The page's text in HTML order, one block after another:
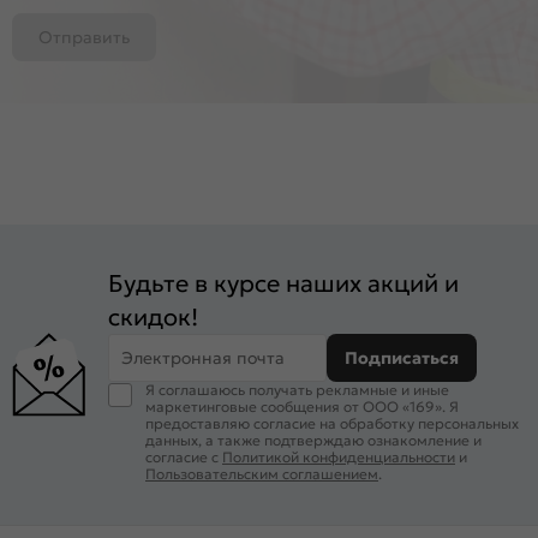
Отправить
Будьте в курсе наших акций и
скидок!
Электронная почта Подписаться
Я соглашаюсь получать рекламные и иные
маркетинговые сообщения от ООО «169». Я
предоставляю согласие на обработку персональных
данных, а также подтверждаю ознакомление и
согласие с Политикой конфиденциальности и
Пользовательским соглашением